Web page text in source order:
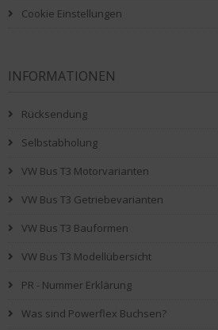
Cookie Einstellungen
INFORMATIONEN
Rücksendung
Selbstabholung
VW Bus T3 Motorvarianten
VW Bus T3 Getriebevarianten
VW Bus T3 Bauformen
VW Bus T3 Modellübersicht
PR - Nummer Erklärung
Was sind Powerflex Buchsen?